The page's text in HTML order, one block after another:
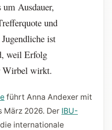
um Ausdauer,
und
ist
weil Erfolg
Wirbel wirkt.
führt Anna Andexer mit
März 2026. Der IBU-
internationale